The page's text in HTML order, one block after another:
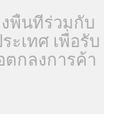
พื้นที่ร่วมกับ
ะเทศ เพื่อรับ
กลงการค้า